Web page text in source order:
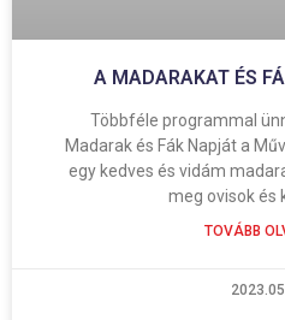
A MADARAKAT ÉS
Többféle programmal
Madarak és Fák Napját a
egy kedves és vidám
meg ovisok és
TOVÁBB